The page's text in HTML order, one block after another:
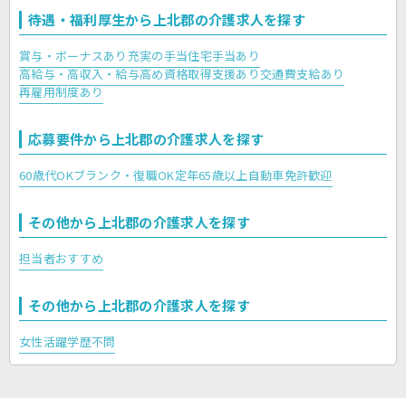
待遇・福利厚生から上北郡の介護求人を探す
賞与・ボーナスあり 充実の手当住宅手当あり
高給与・高収入・給与高め資格取得支援あり交通費支給あり
再雇用制度あり
応募要件から上北郡の介護求人を探す
60歳代OKブランク・復職OK定年65歳以上自動車免許歓迎
その他から上北郡の介護求人を探す
担当者おすすめ
その他から上北郡の介護求人を探す
女性活躍学歴不問